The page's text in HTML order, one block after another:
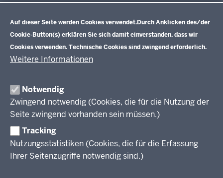
Auf dieser Seite werden Cookies verwendet.Durch Anklicken des/der
Cookie-Button(s) erklären Sie sich damit einverstanden, dass wir
Cookies verwenden. Technische Cookies sind zwingend erforderlich.
Weitere Informationen
Notwendig
Zwingend notwendig (Cookies, die für die Nutzung der
Seite zwingend vorhanden sein müssen.)
Tracking
Nutzungsstatistiken (Cookies, die für die Erfassung
Ihrer Seitenzugriffe notwendig sind.)
Veröffentlichungen
Leitbild
Stellenangebote
Über uns
Schulentwicklung NRW
Schulentwicklung
Unterricht
Professionalisierung
Standardsicherung NRW
Berufsbildung NRW
Erwachsenenbildung
Wir über uns